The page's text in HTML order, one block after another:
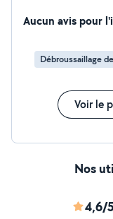
Aucun avis pour
Débroussaillage
Voir le
Nos
4,6/5